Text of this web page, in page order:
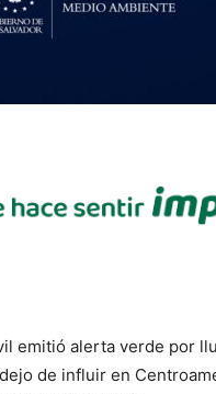
emitió alerta verde por
de influir en